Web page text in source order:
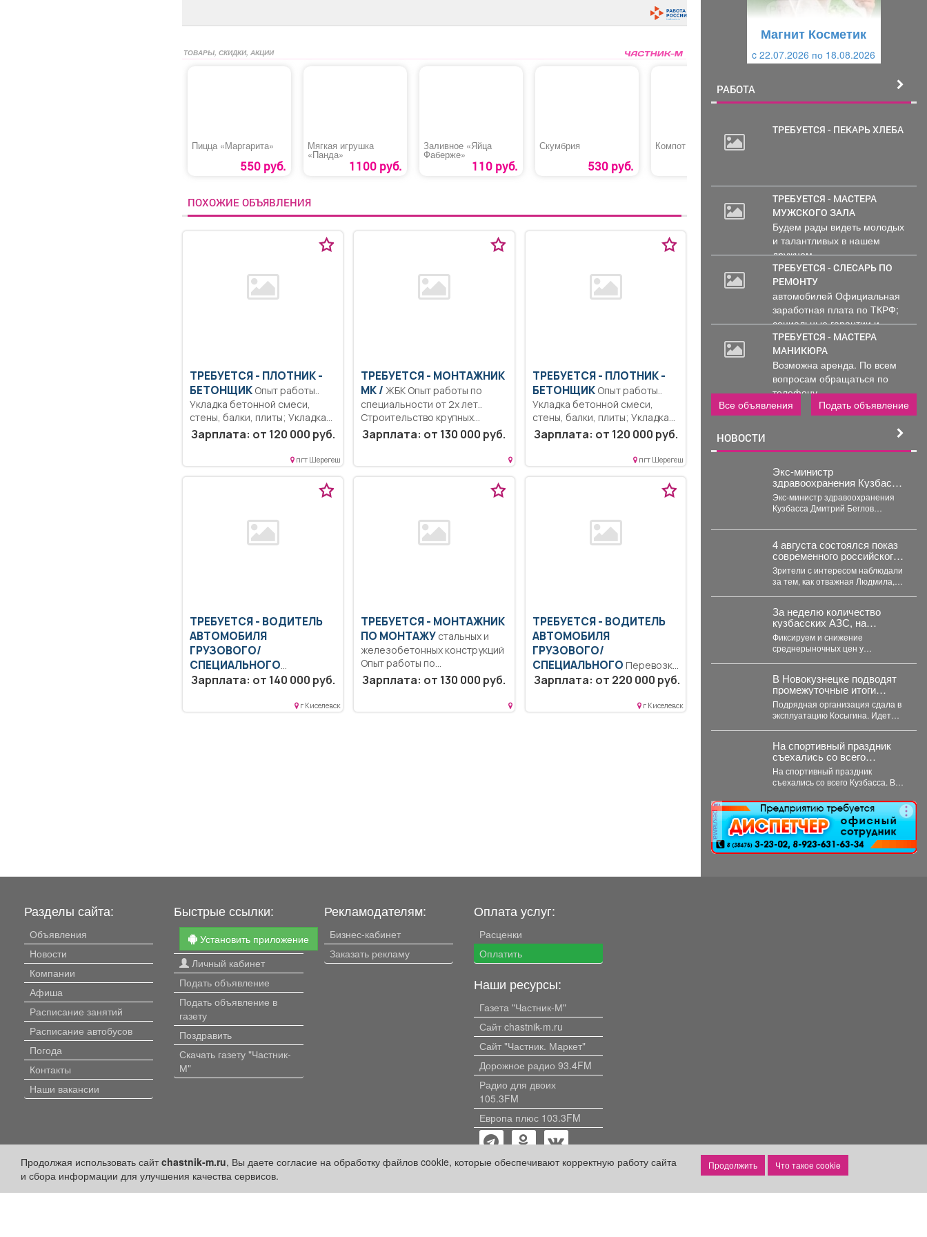
ТОВАРЫ, СКИДКИ, АКЦИИ
Пицца «Маргарита»
550 руб.
Мягкая игрушка
«Панда»
1100 руб.
Заливное «Яйца
Фаберже»
110 руб.
Скумбрия
530 руб.
Компот
ПОХОЖИЕ ОБЪЯВЛЕНИЯ
ТРЕБУЕТСЯ - ПЛОТНИК -
БЕТОНЩИКОпыт работы..
Укладка бетонной смеси,
стены, балки, плиты; Укладка...
Зарплата: от 120 000 руб.
пгт Шерегеш
ТРЕБУЕТСЯ - МОНТАЖНИК
МК / ЖБК Опыт работы по
специальности от 2х лет..
Строительство крупных...
Зарплата: от 130 000 руб.
ТРЕБУЕТСЯ - ПЛОТНИК -
БЕТОНЩИКОпыт работы..
Укладка бетонной смеси,
стены, балки, плиты; Укладка...
Зарплата: от 120 000 руб.
пгт Шерегеш
ТРЕБУЕТСЯ - ВОДИТЕЛЬ
АВТОМОБИЛЯ
ГРУЗОВОГО/
СПЕЦИАЛЬНОГО
Образование: Общее
автомобиля БеЛАЗ 75131
Зарплата: от 140 000 руб.
г Киселевск
ТРЕБУЕТСЯ - МОНТАЖНИК
ПО МОНТАЖУ стальных и
железобетонных конструкций
Опыт работы по
специальности от 2-х...
Зарплата: от 130 000 руб.
ТРЕБУЕТСЯ - ВОДИТЕЛЬ
АВТОМОБИЛЯ
ГРУЗОВОГО/
СПЕЦИАЛЬНОГО
угля. Контроль технического
Мелкосрочный ремонт..
Зарплата: от 220 000 руб.
г Киселевск
Магнит Косметик
c 22.07.2026 по 18.08.2026
Магнит Косметик
c 29.07.2026 по 25.08.2026
РАБОТА
ТРЕБУЕТСЯ - ПЕКАРЬ ХЛЕБА
ТРЕБУЕТСЯ - МАСТЕРА
МУЖСКОГО ЗАЛА
Будем рады видеть молодых
и талантливых в нашем
дружном...
ТРЕБУЕТСЯ - СЛЕСАРЬ ПО
РЕМОНТУ
автомобилей Официальная
заработная плата по ТКРФ;
социальные гарантии и
уверенность в...
ТРЕБУЕТСЯ - МАСТЕРА
МАНИКЮРА
Возможна аренда. По всем
вопросам обращаться по
телефону..
Все объявления
Подать объявление
НОВОСТИ
Экс-министр
здравоохранения Кузбасса
Беглов лишился около 115
млн рублей
Экс-министр здравоохранения
Кузбасса Дмитрий Беглов
режима за взятки. Во время 10-
минутного...
4 августа состоялся показ
современного российского
анимационного фильма
«Руслан и Людмила.
Больше, чем сказка»
(2023).
Зрители с интересом наблюдали
за тем, как отважная Людмила,
За неделю количество
кузбасских АЗС, на
которых есть топливо,
выросло на 21,3%.
Фиксируем и снижение
среднерыночных цен у
В Новокузнецке подводят
промежуточные итоги
дорожного сезона.
Подрядная организация сдала в
эксплуатацию Косыгина. Идет
Продолжается...
На спортивный праздник
съехались со всего
Кузбасса.
На спортивный праздник
съехались со всего Кузбасса. В
традиционный турнир по
теннису. 🥎...
реклама
Продолжая использовать сайтchastnik-m.ru, Вы даете согласие на обработку файлов cookie, которые обеспечивают корректную работу сайта
и сбора информации для улучшения качества сервисов.
Что такое cookie
Разделы сайта:
Объявления
Новости
Компании
Афиша
Расписание занятий
Расписание автобусов
Погода
Контакты
Наши вакансии
Быстрые ссылки:
Установить приложение
Личный кабинет
Подать объявление
Подать объявление в
газету
Поздравить
Скачать газету "Частник-
М"
Рекламодателям:
Бизнес-кабинет
Заказать рекламу
Оплата услуг:
Расценки
Оплатить
Наши ресурсы:
Газета "Частник-М"
Сайт chastnik-m.ru
Сайт "Частник. Маркет"
Дорожное радио 93.4FM
Радио для двоих
105.3FM
Европа плюс 103.3FM